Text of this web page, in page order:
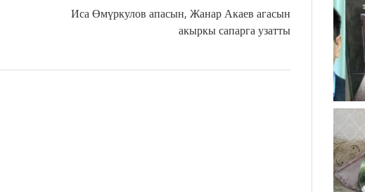
Иса Өмүркулов апасын, Жанар Акаев агасын
акыркы сапарга узатты